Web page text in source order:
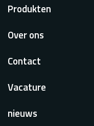
Voet
Produkten
Over ons
Contact
Vacature
nieuws